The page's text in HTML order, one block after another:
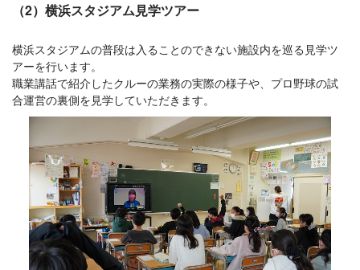
（2）横浜スタジアム見学ツアー
横浜スタジアムの普段は入ることのできない施設内を巡る見学ツ
アーを行います。
職業講話で紹介したクルーの業務の実際の様子や、プロ野球の試
合運営の裏側を見学していただきます。